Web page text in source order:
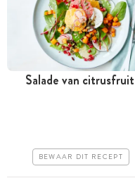
Erg makkelijk
Salade van citrusfruit
BEWAAR DIT RECEPT